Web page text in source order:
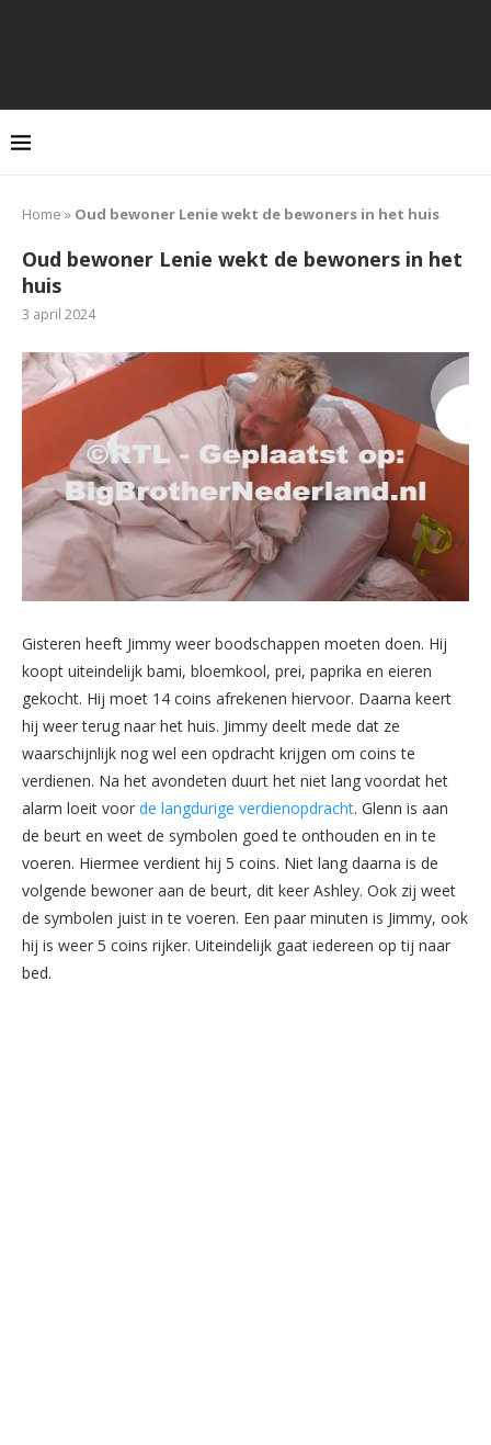
Home » Oud bewoner Lenie wekt de bewoners in het huis
Oud bewoner Lenie wekt de bewoners in het
huis
3 april 2024
Gisteren heeft Jimmy weer boodschappen moeten doen. Hij
koopt uiteindelijk bami, bloemkool, prei, paprika en eieren
gekocht. Hij moet 14 coins afrekenen hiervoor. Daarna keert
hij weer terug naar het huis. Jimmy deelt mede dat ze
waarschijnlijk nog wel een opdracht krijgen om coins te
verdienen. Na het avondeten duurt het niet lang voordat het
alarm loeit voor de langdurige verdienopdracht. Glenn is aan
de beurt en weet de symbolen goed te onthouden en in te
voeren. Hiermee verdient hij 5 coins. Niet lang daarna is de
volgende bewoner aan de beurt, dit keer Ashley. Ook zij weet
de symbolen juist in te voeren. Een paar minuten is Jimmy, ook
hij is weer 5 coins rijker. Uiteindelijk gaat iedereen op tij naar
bed.